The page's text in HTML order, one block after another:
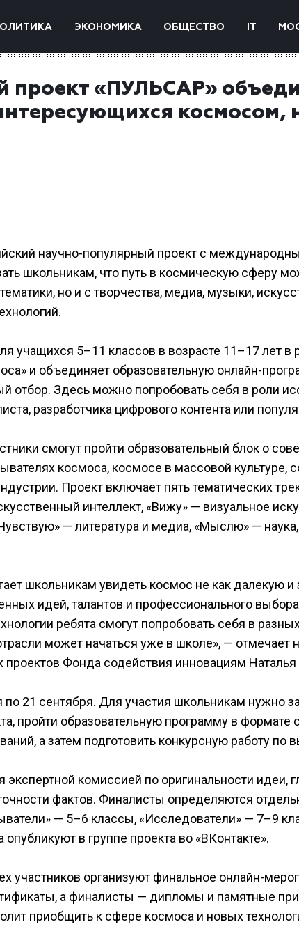
ЭКОНОМИКА ОБЩЕСТВО IT
проект «ПУЛЬСАР»
космосом,
научно-популярный проект с
школьникам, что путь в космическую сферу
но и с творчества, медиа, музыки,
учащихся 5–11 классов в возрасте 11–17 лет в
и объединяет образовательную онлайн-
отбор. Здесь можно попробовать себя в роли
разработчика цифрового контента или
смогут пройти образовательный блок о
космоса, космосе в массовой культуре,
Проект включает пять тематических
интеллект, «Вижу» — визуальное
— литература и медиа, «Мыслю» —
школьникам увидеть космос не как далекую и
идей, талантов и профессионального
ребята смогут попробовать себя в
может начаться уже в школе», — отмечает
Фонда содействия инновациям
21 сентября. Для участия школьникам нужно
пройти образовательную программу в
а затем подготовить конкурсную работу по
экспертной комиссией по оригинальности идеи,
фактов. Финалисты определяются
— 5–6 классы, «Исследователи» — 7–9
в группе проекта во «ВКонтакте».
участников организуют финальное онлайн-
а финалисты — дипломы и памятные
приобщить к сфере космоса и новых